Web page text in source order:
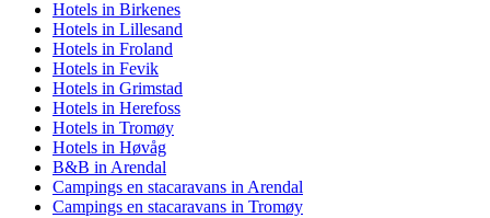
Hotels in Birkenes
Hotels in Lillesand
Hotels in Froland
Hotels in Fevik
Hotels in Grimstad
Hotels in Herefoss
Hotels in Tromøy
Hotels in Høvåg
B&B in Arendal
Campings en stacaravans in Arendal
Campings en stacaravans in Tromøy